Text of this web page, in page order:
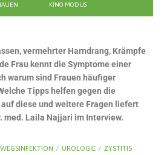
KINO MODUS
vermehrter Harndrang, Krämpfe
Frau kennt die Symptome einer
warum sind Frauen häufiger
Tipps helfen gegen die
diese und weitere Fragen liefert
med. Laila Najjari im Interview.
UROLOGIE ZYSTITIS